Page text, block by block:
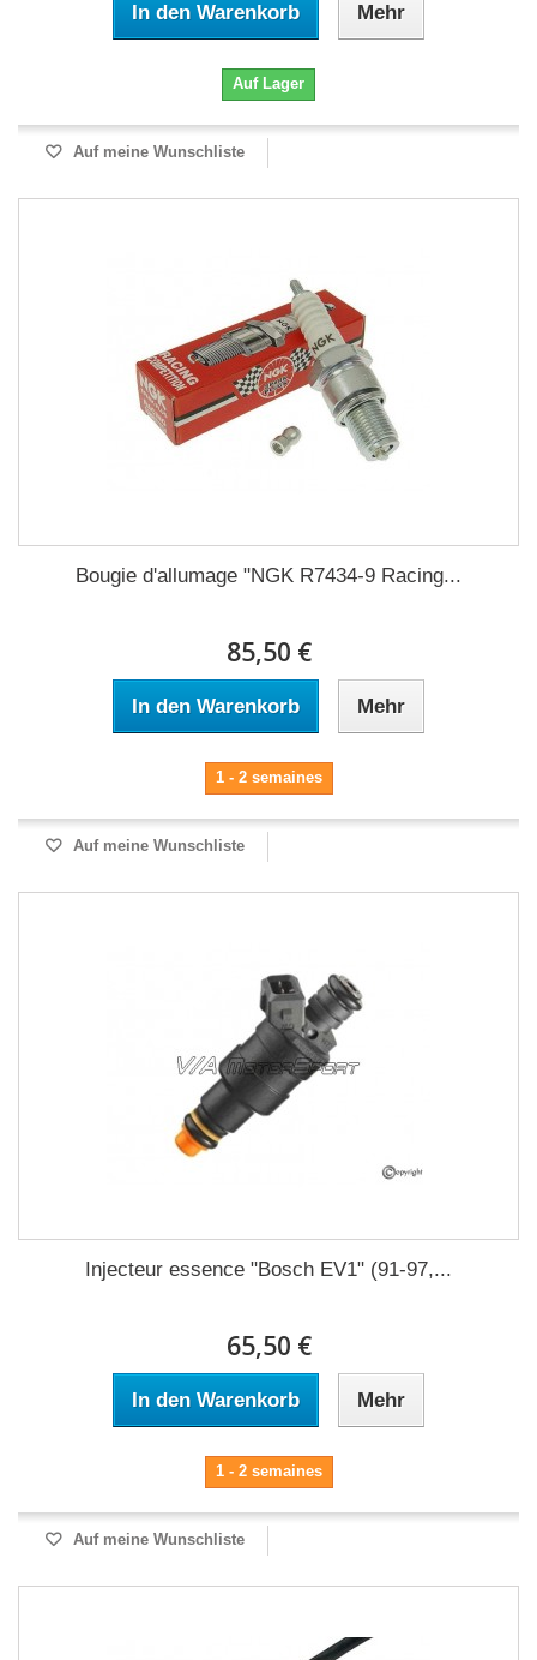
In den Warenkorb Mehr
Auf Lager
Auf meine Wunschliste
Bougie d'allumage "NGK R7434-9 Racing...
85,50 €
In den Warenkorb Mehr
1 - 2 semaines
Auf meine Wunschliste
Injecteur essence "Bosch EV1" (91-97,...
65,50 €
In den Warenkorb Mehr
1 - 2 semaines
Auf meine Wunschliste